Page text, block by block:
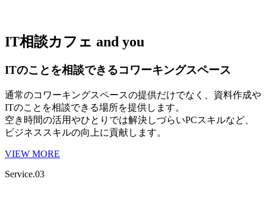
IT相談カフェ and you
ITのことを相談できるコワーキングスペース
通常のコワーキングスペースの提供だけでなく、資料作成や
ITのことを相談できる場所を提供します。
空き時間の活用やひとりでは解決しづらいPCスキルなど、
ビジネススキルの向上に貢献します。
VIEW MORE
Service.03